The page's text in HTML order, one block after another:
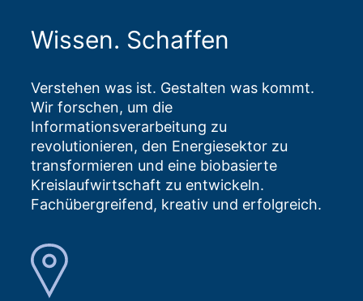
Wissen. Schaffen
Verstehen was ist. Gestalten was kommt.
Wir forschen, um die
Informationsverarbeitung zu
revolutionieren, den Energiesektor zu
transformieren und eine biobasierte
Kreislaufwirtschaft zu entwickeln.
Fachübergreifend, kreativ und erfolgreich.